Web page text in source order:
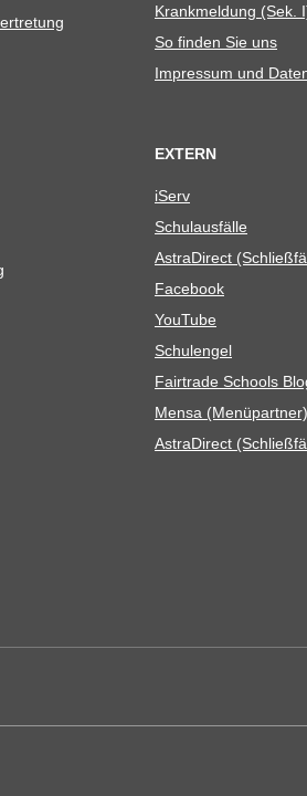
Krank­mel­dung (Sek.
So fin­den Sie uns
Impres­sum und
EXTERN
iServ
Schul­aus­fälle
Astra­Di­rect
Face­book
You­Tube
Schul­en­gel
Fair­trade Schools
Mensa (Menü­part­ner)
Astra­Di­rect